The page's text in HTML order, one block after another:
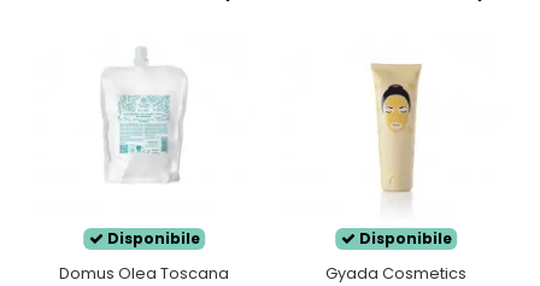
Disponibile
Domus Olea Toscana
Disponibile
Gyada Cosmetics